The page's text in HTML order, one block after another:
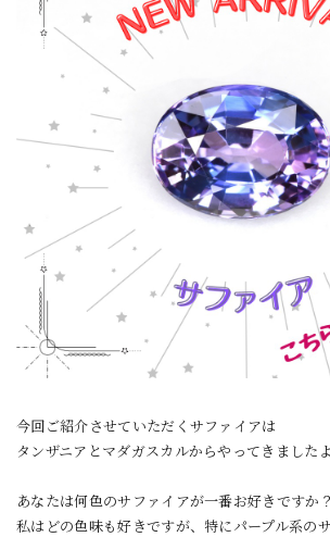
今回ご紹介させていただくサファイアは
タンザニアとマダガスカルからやってきました
あなたは何色のサファイアが一番お好きですか？
私はどの色味も好きですが、特にパープル系の